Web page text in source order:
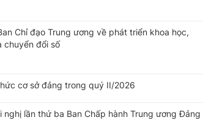
Chỉ đạo Trung ương về phát triển khoa học,
chuyển đổi số
cơ sở đảng trong quý II/2026
nghị lần thứ ba Ban Chấp hành Trung ương Đảng